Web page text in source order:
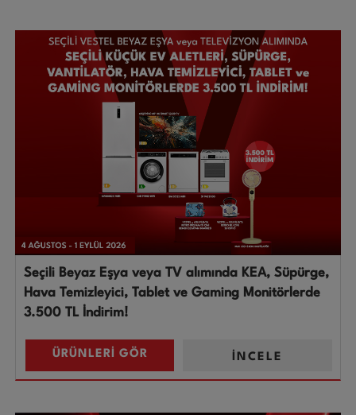
Seçili Beyaz Eşya veya TV alımında KEA, Süpürge,
Hava Temizleyici, Tablet ve Gaming Monitörlerde
3.500 TL İndirim!
İNCELE
ÜRÜNLERİ GÖR